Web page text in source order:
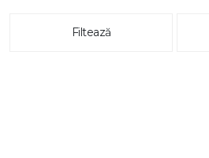
Filtează